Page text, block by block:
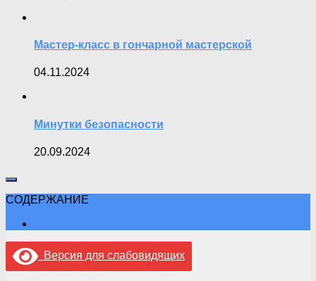
Мастер-класс в гончарной мастерской
04.11.2024
Минутки безопасности
20.09.2024
СОДЕРЖАНИЕ
Версия для слабовидящих